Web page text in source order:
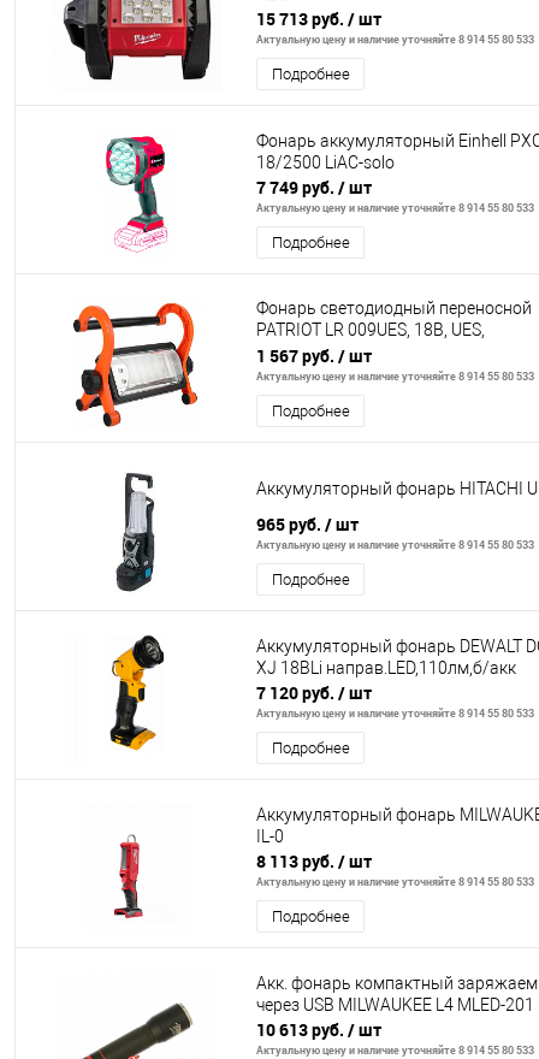
15 713 руб. / шт
Актуальную цену и наличие уточняйте 8 914 55 80 533
Подробнее
Фонарь аккумуляторный Einhell
18/2500 LiAC-solo
7 749 руб. / шт
Актуальную цену и наличие уточняйте 8 914 55 80 533
Подробнее
Фонарь cветодиодный переносной
PATRIOT LR 009UES, 18В, UES,
12светодиодов. (без аккумулятора
1 567 руб. / шт
Актуальную цену и наличие уточняйте 8 914 55 80 533
Подробнее
Аккумуляторный фонарь HITACHI
965 руб. / шт
Актуальную цену и наличие уточняйте 8 914 55 80 533
Подробнее
Аккумуляторный фонарь DEWALT
XJ 18ВLi направ.LED,110лм,б/акк
7 120 руб. / шт
Актуальную цену и наличие уточняйте 8 914 55 80 533
Подробнее
Аккумуляторный фонарь
IL-0
8 113 руб. / шт
Актуальную цену и наличие уточняйте 8 914 55 80 533
Подробнее
Акк. фонарь компактный
через USB MILWAUKEE L4 MLED-201
10 613 руб. / шт
Актуальную цену и наличие уточняйте 8 914 55 80 533